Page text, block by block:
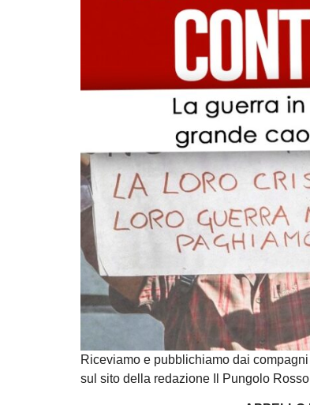
Riceviamo e pubblichiamo dai
sul sito della redazione Il Pungolo